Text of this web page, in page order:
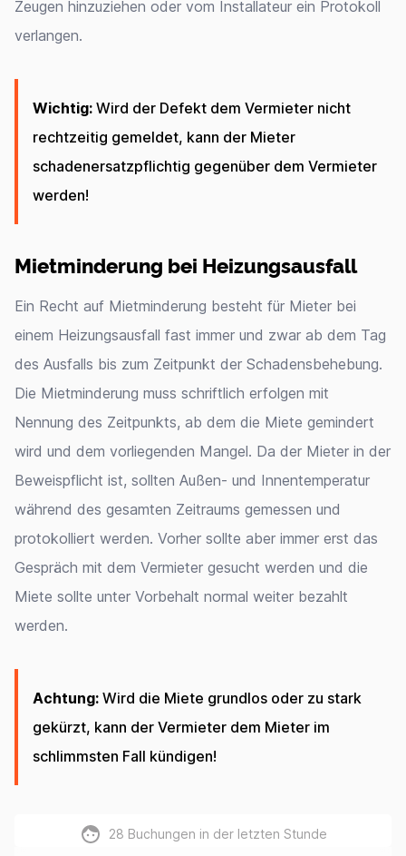
Zeugen hinzuziehen oder vom Installateur ein Protokoll
verlangen.
Wichtig: Wird der Defekt dem Vermieter nicht
rechtzeitig gemeldet, kann der Mieter
schadenersatzpflichtig gegenüber dem Vermieter
werden!
Mietminderung bei Heizungsausfall
Ein Recht auf Mietminderung besteht für Mieter bei
einem Heizungsausfall fast immer und zwar ab dem Tag
des Ausfalls bis zum Zeitpunkt der Schadensbehebung.
Die Mietminderung muss schriftlich erfolgen mit
Nennung des Zeitpunkts, ab dem die Miete gemindert
wird und dem vorliegenden Mangel. Da der Mieter in der
Beweispflicht ist, sollten Außen- und Innentemperatur
während des gesamten Zeitraums gemessen und
protokolliert werden. Vorher sollte aber immer erst das
Gespräch mit dem Vermieter gesucht werden und die
Miete sollte unter Vorbehalt normal weiter bezahlt
werden.
Achtung: Wird die Miete grundlos oder zu stark
gekürzt, kann der Vermieter dem Mieter im
schlimmsten Fall kündigen!
28 Buchungen in der letzten Stunde